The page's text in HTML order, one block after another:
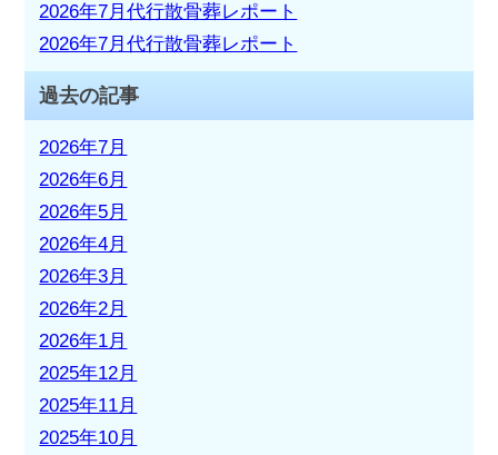
2026年7月代行散骨葬レポート
2026年7月代行散骨葬レポート
過去の記事
2026年7月
2026年6月
2026年5月
2026年4月
2026年3月
2026年2月
2026年1月
2025年12月
2025年11月
2025年10月